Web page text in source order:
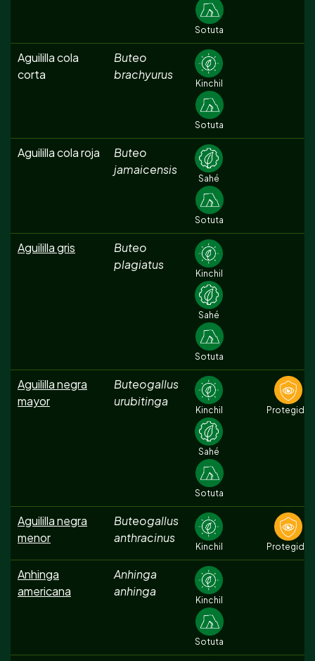
Sotuta
Aguililla cola
corta
Buteo
brachyurus
Kinchil
Sotuta
Aguililla cola roja
Buteo
jamaicensis
Sahé
Sotuta
Aguililla gris
Buteo
plagiatus
Kinchil
Sahé
Sotuta
Aguililla negra
mayor
Buteogallus
urubitinga
Kinchil
Sahé
Sotuta
Protegida
Aguililla negra
menor
Buteogallus
anthracinus
Kinchil Protegida
Anhinga
americana
Anhinga
anhinga
Kinchil
Sotuta